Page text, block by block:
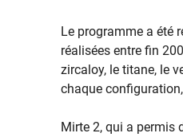
Le programme a été
réalisées entre fin
zircaloy, le titane, le
chaque
Mirte 2, qui a permis